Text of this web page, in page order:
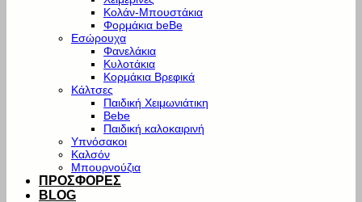
Κολάν-Μπουστάκια
Φορμάκια beBe
Εσώρουχα
Φανελάκια
Κυλοτάκια
Κορμάκια Βρεφικά
Κάλτσες
Παιδική Χειμωνιάτικη
Bebe
Παιδική καλοκαιρινή
Υπνόσακοι
Καλσόν
Μπουρνούζια
ΠΡΟΣΦΟΡΕΣ
BLOG